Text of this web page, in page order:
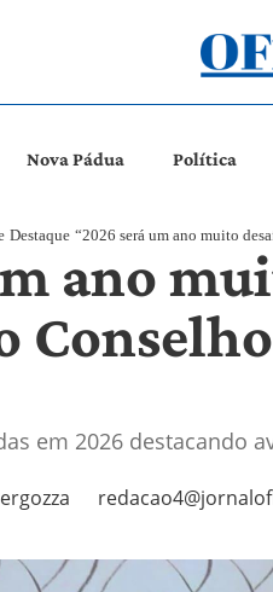
Nova Pádua Política
Destaque “2026 será um ano muito
ano
em 2026 destacando